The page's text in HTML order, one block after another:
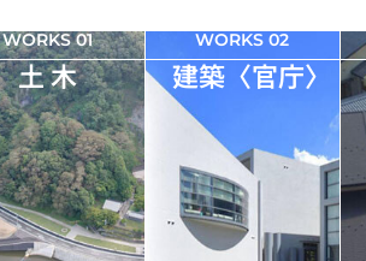
WORKS 01
土 木
WORKS 02
建築〈官庁〉